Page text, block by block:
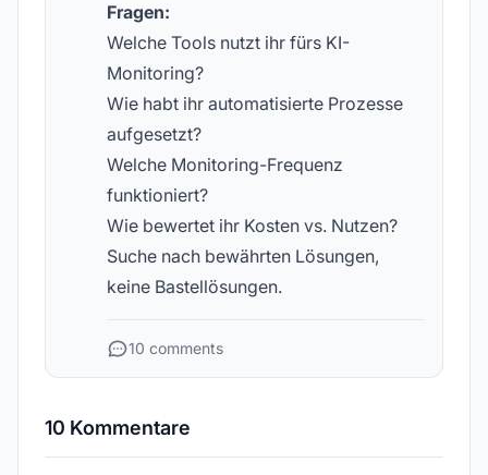
Fragen:
Welche Tools nutzt ihr fürs KI-
Monitoring?
Wie habt ihr automatisierte Prozesse
aufgesetzt?
Welche Monitoring-Frequenz
funktioniert?
Wie bewertet ihr Kosten vs. Nutzen?
Suche nach bewährten Lösungen,
keine Bastellösungen.
10 comments
10 Kommentare